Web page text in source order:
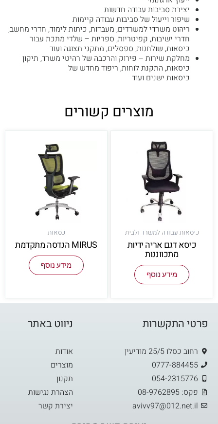
מוצרים קשורים
כיסאות עבודה למשרד ולבית
כיסא דגם אריה ידיות
מתכווננות
מידע נוסף
כסאות
MIRUS הנדסה מתקדמת
מידע נוסף
יצירת סביבות עבודה חדשות
שיפור וייעול של סביבות עבודה קיימות
ריהוט משרדי למשרדים, מעבדות, כיתות לימוד, חדרי מחשב,
חדרי ישיבות, קפיטריות, ספריות – שלדי מתכת עבור
כיסאות, שולחנות, ספסלים, מתקני תצוגה ועוד
מחלקת שירות – פירוק והרכבה של רהיטי משרד, תיקון
כיסאות, התקנת לוחות, ריפוד מחדש של
כיסאות ישנים ועוד
פרטי התקשרות
רחוב כסלו 25/5 מודיעין
0777-884455
054-2315776
פקס: 08-9762895
avivv97@012.net.il
ניווט באתר
אודות
מוצרים
תקנון
הצהרת נגישות
יצירת קשר